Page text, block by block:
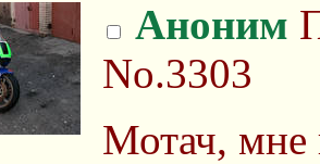
Аноним
No.3303
Мотач, мне